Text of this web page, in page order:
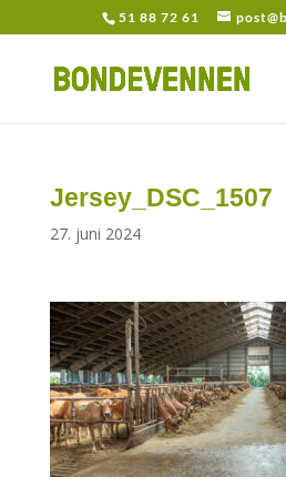
51 88 72 61
Jersey_DSC_1507
27. juni 2024